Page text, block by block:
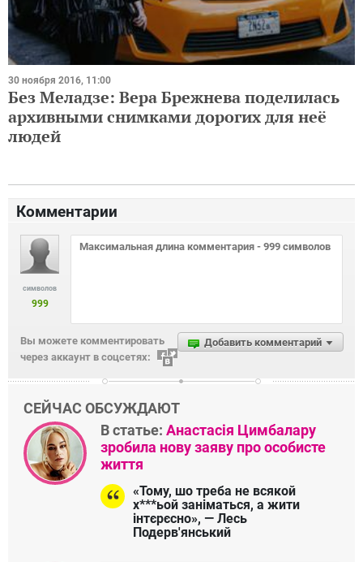
30 ноября 2016, 11:00
Без Меладзе: Вера Брежнева поделилась
архивными снимками дорогих для неё
людей
Комментарии
символов
999
Добавить комментарий
Вы можете комментировать
через аккаунт в соцсетях:
СЕЙЧАС ОБСУЖДАЮТ
В статье: Анастасія Цимбалару
зробила нову заяву про особисте
життя
«Тому, шо треба не всякой
х***ьой заніматься, а жити
інтєрєсно», — Лесь
Подерв'янський